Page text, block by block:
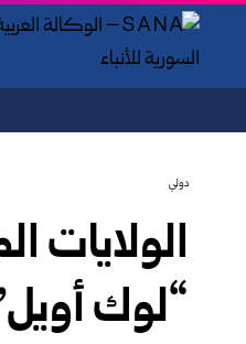
دولي
الولايات
“لوك